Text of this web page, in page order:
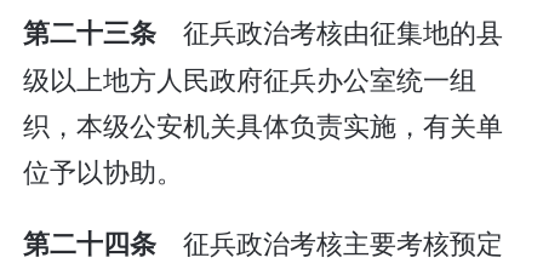
第二十三条 征兵政治考核由征集地的县
级以上地方人民政府征兵办公室统一组
织，本级公安机关具体负责实施，有关单
位予以协助。
第二十四条 征兵政治考核主要考核预定